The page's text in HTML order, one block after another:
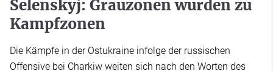
Selenskyj: Grauzonen wurden zu
Kampfzonen
Die Kämpfe in der Ostukraine infolge der russischen
Offensive bei Charkiw weiten sich nach den Worten des